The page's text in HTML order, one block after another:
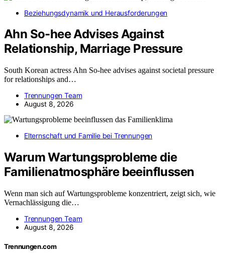
Beziehungsdynamik und Herausforderungen
Ahn So-hee Advises Against
Relationship, Marriage Pressure
South Korean actress Ahn So-hee advises against societal pressure
for relationships and…
Trennungen Team
August 8, 2026
Elternschaft und Familie bei Trennungen
Warum Wartungsprobleme die
Familienatmosphäre beeinflussen
Wenn man sich auf Wartungsprobleme konzentriert, zeigt sich, wie
Vernachlässigung die…
Trennungen Team
August 8, 2026
Trennungen.com